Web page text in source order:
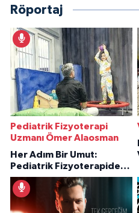
Röportaj
Pediatrik Fizyoterapi
Uzmanı Ömer Alaosman
Her Adım Bir Umut:
Pediatrik Fizyoterapiden
İlham Veren Hikâyeler